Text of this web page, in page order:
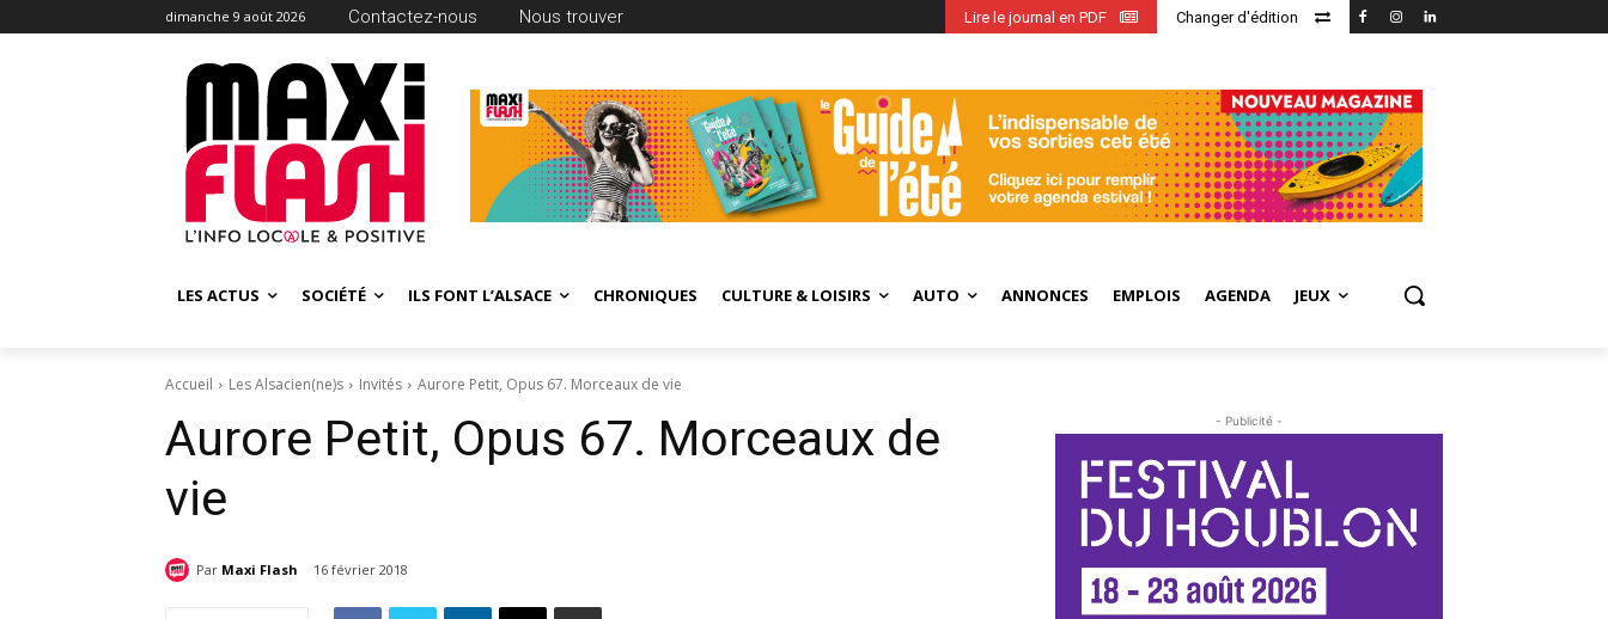
dimanche 9 août 2026 Contactez-nous Nous trouver Changer d'édition
Lire le journal en PDF
LES ACTUS SOCIÉTÉ ILS FONT L’ALSACE CHRONIQUES CULTURE & LOISIRS AUTO ANNONCES EMPLOIS AGENDA JEUX
Accueil Les Alsacien(ne)s Invités Aurore Petit, Opus 67. Morceaux de vie
Aurore Petit, Opus 67. Morceaux de
vie
Par Maxi Flash 16 février 2018
- Publicité -